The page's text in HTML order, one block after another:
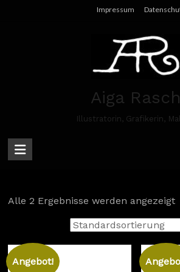
Impressum
Aiga Rasch
Illustratorin, Grafikerin,
Alle 2 Ergebnisse werden angezeigt
Angebot!